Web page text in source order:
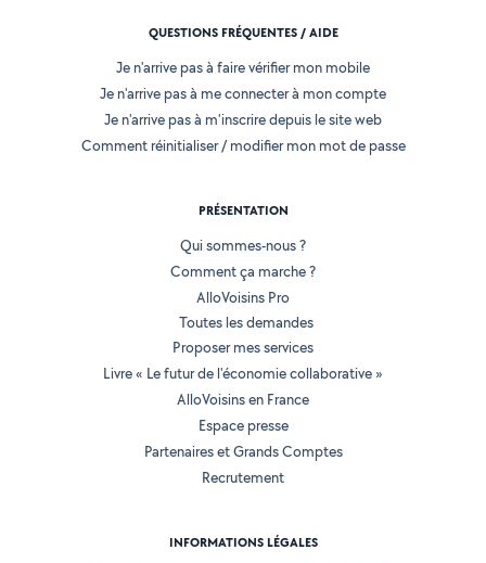
QUESTIONS FRÉQUENTES / AIDE
Je n'arrive pas à faire vérifier mon mobile
Je n'arrive pas à me connecter à mon compte
Je n'arrive pas à m'inscrire depuis le site web
Comment réinitialiser / modifier mon mot de passe
PRÉSENTATION
Qui sommes-nous ?
Comment ça marche ?
AlloVoisins Pro
Toutes les demandes
Proposer mes services
Livre « Le futur de l'économie collaborative »
AlloVoisins en France
Espace presse
Partenaires et Grands Comptes
Recrutement
INFORMATIONS LÉGALES